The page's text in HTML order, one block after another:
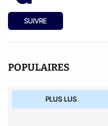
SUIVRE
POPULAIRES
PLUS LUS